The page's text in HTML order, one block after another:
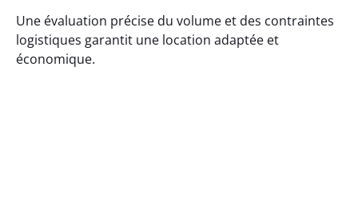
Une évaluation précise du volume et des contraintes
logistiques garantit une location adaptée et
économique.